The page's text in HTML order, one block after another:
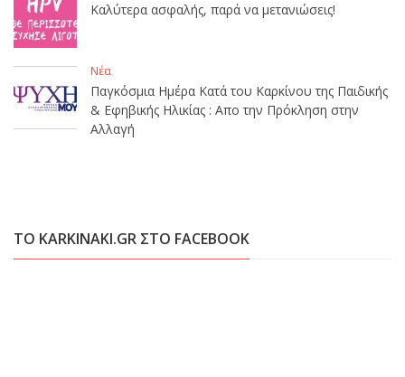
Καλύτερα ασφαλής, παρά να μετανιώσεις!
Νέα
Παγκόσμια Ημέρα Κατά του Καρκίνου της Παιδικής
& Εφηβικής Ηλικίας : Απο την Πρόκληση στην
Αλλαγή
ΤΟ KARKINAKI.GR ΣΤΟ FACEBOOK